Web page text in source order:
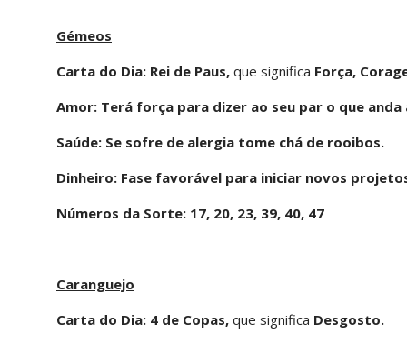
Gémeos
Carta do Dia: Rei de Paus, que significa Força,
Amor: Terá força para dizer ao seu par o que anda
Saúde: Se sofre de alergia tome chá de rooibos.
Dinheiro: Fase favorável para iniciar novos
Números da Sorte: 17, 20, 23, 39, 40, 47
Caranguejo
Carta do Dia: 4 de Copas, que significa Desgosto.